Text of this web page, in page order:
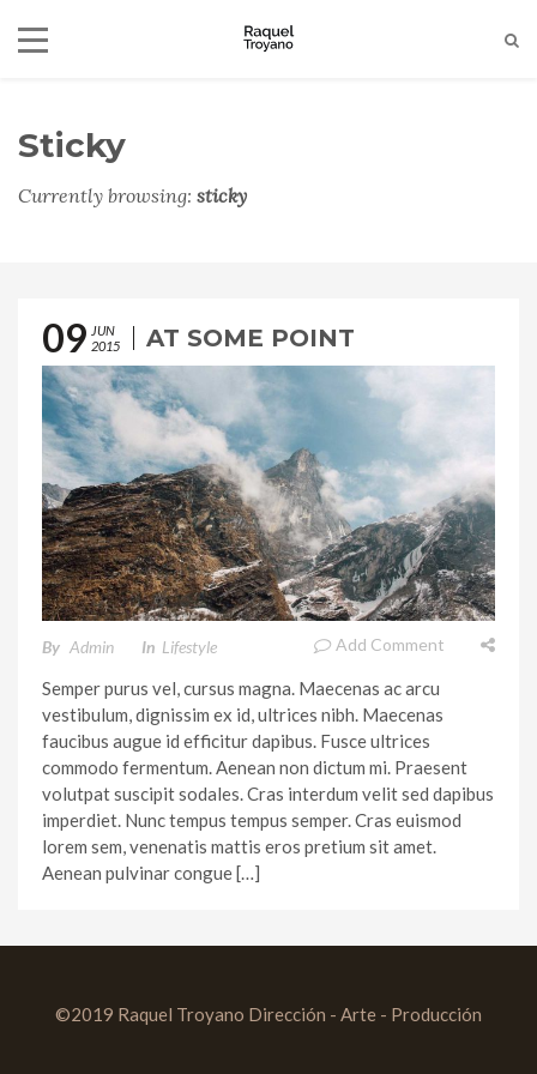
Sticky
Currently browsing: sticky
09 JUN
2015
AT SOME POINT
By Admin In Lifestyle Add Comment
Semper purus vel, cursus magna. Maecenas ac arcu
vestibulum, dignissim ex id, ultrices nibh. Maecenas
faucibus augue id efficitur dapibus. Fusce ultrices
commodo fermentum. Aenean non dictum mi. Praesent
volutpat suscipit sodales. Cras interdum velit sed dapibus
imperdiet. Nunc tempus tempus semper. Cras euismod
lorem sem, venenatis mattis eros pretium sit amet.
Aenean pulvinar congue […]
©2019 Raquel Troyano Dirección - Arte - Producción